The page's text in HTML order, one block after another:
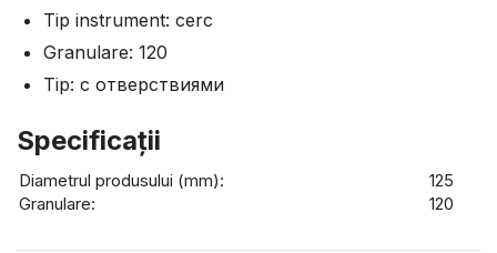
Tip instrument: cerc
Granulare: 120
Tip: с отверствиями
Specificaţii
Diametrul produsului (mm):
125
Granulare:
120